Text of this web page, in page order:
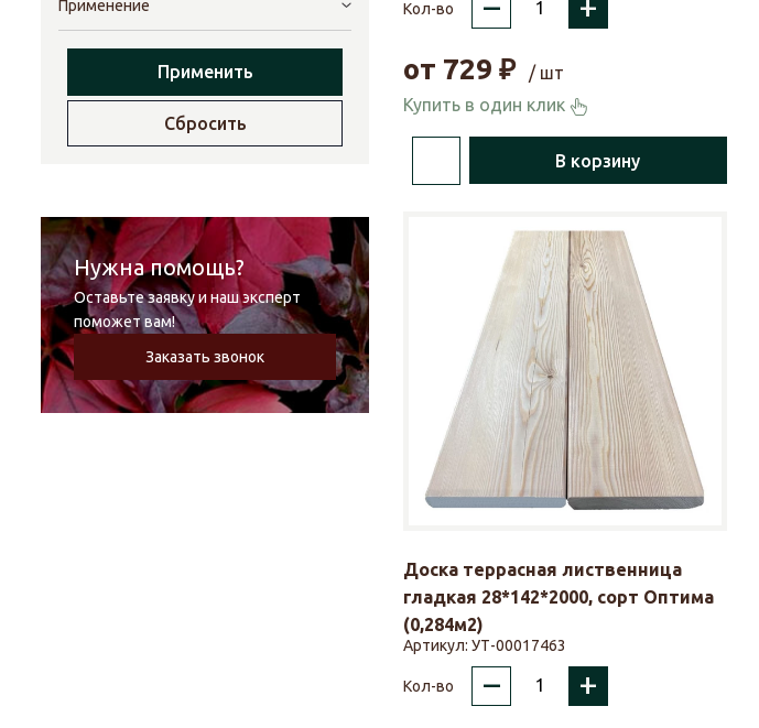
Применение
Применить
Сбросить
Нужна помощь?
Оставьте заявку и наш эксперт
поможет вам!
Заказать звонок
Кол-во
от 729 ₽
/ шт
Купить в один клик
В корзину
Доска террасная лиственница
гладкая 28*142*2000, сорт Оптима
(0,284м2)
Артикул: УТ-00017463
Кол-во – +